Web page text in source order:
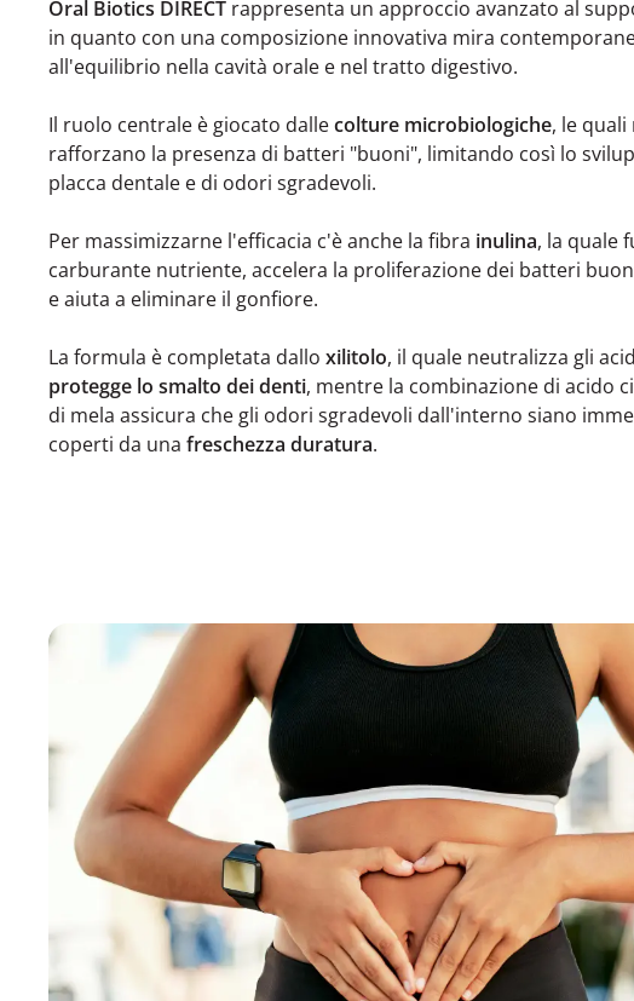
Oral Biotics DIRECT rappresenta un approccio avanzato al
in quanto con una composizione innovativa mira
all'equilibrio nella cavità orale e nel tratto digestivo.
Il ruolo centrale è giocato dallecolture microbiologiche, le
rafforzano la presenza di batteri "buoni", limitando così lo
placca dentale e di odori sgradevoli.
Per massimizzarne l'efficacia c'è anche la fibra inulina, la quale
carburante nutriente, accelera la proliferazione dei batteri
e aiuta a eliminare il gonfiore.
La formula è completata dallo xilitolo, il quale neutralizza gli
protegge lo smalto dei denti, mentre la combinazione di acido
di mela assicura che gli odori sgradevoli dall'interno siano
coperti da una freschezza duratura.